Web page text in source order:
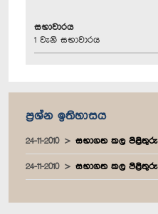
සභාවාරය
1 වැනි සභාවාරය
ප්‍රශ්න ඉතිහාසය
24-11-2010 සභාගත කල පිළිතුරු
24-11-2010 සභාගත කල පිළිතුරු